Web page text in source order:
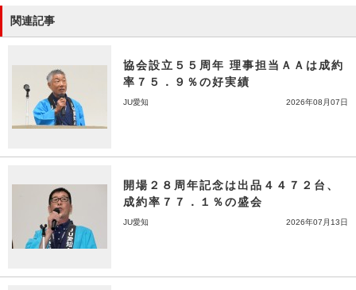
関連記事
協会設立５５周年 理事担当ＡＡは成約
率７５．９％の好実績
JU愛知 2026年08月07日
開場２８周年記念は出品４４７２台、
成約率７７．１％の盛会
JU愛知 2026年07月13日